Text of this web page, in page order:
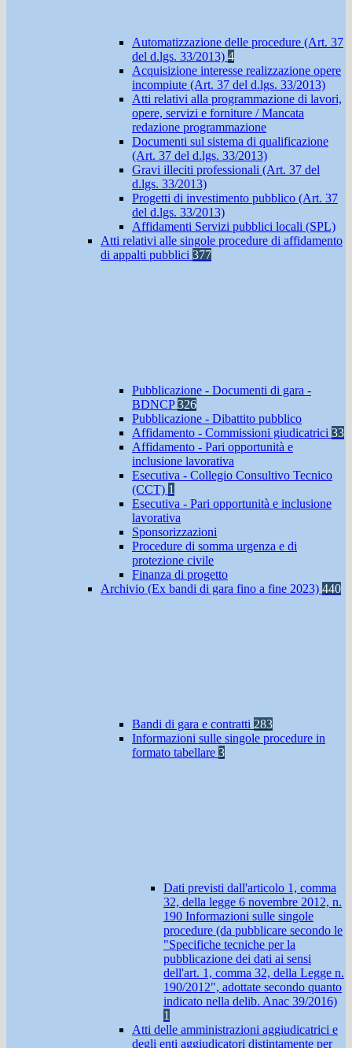
Automatizzazione delle procedure (Art. 37
del d.lgs. 33/2013) 4
Acquisizione interesse realizzazione opere
incompiute (Art. 37 del d.lgs. 33/2013)
Atti relativi alla programmazione di lavori,
opere, servizi e forniture / Mancata
redazione programmazione
Documenti sul sistema di qualificazione
(Art. 37 del d.lgs. 33/2013)
Gravi illeciti professionali (Art. 37 del
d.lgs. 33/2013)
Progetti di investimento pubblico (Art. 37
del d.lgs. 33/2013)
Affidamenti Servizi pubblici locali (SPL)
Atti relativi alle singole procedure di affidamento
di appalti pubblici 377
Pubblicazione - Documenti di gara -
BDNCP326
Pubblicazione - Dibattito pubblico
Affidamento - Commissioni giudicatrici 33
Affidamento - Pari opportunità e
inclusione lavorativa
Esecutiva - Collegio Consultivo Tecnico
(CCT) 1
Esecutiva - Pari opportunità e inclusione
lavorativa
Sponsorizzazioni
Procedure di somma urgenza e di
protezione civile
Finanza di progetto
Archivio (Ex bandi di gara fino a fine 2023) 440
Bandi di gara e contratti 283
Informazioni sulle singole procedure in
formato tabellare 3
Dati previsti dall'articolo 1, comma
32, della legge 6 novembre 2012, n.
190 Informazioni sulle singole
procedure (da pubblicare secondo le
"Specifiche tecniche per la
pubblicazione dei dati ai sensi
dell'art. 1, comma 32, della Legge n.
190/2012", adottate secondo quanto
indicato nella delib. Anac 39/2016)
1
Atti delle amministrazioni aggiudicatrici e
degli enti aggiudicatori distintamente per